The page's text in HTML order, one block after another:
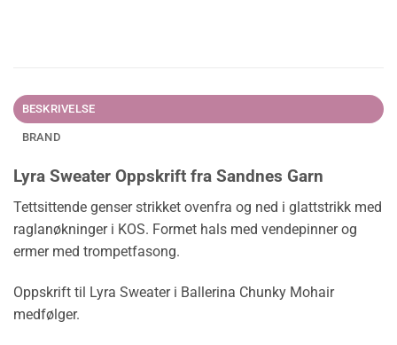
BESKRIVELSE
BRAND
Lyra Sweater Oppskrift fra Sandnes Garn
Tettsittende genser strikket ovenfra og ned i glattstrikk med
raglanøkninger i KOS. Formet hals med vendepinner og
ermer med trompetfasong.
Oppskrift til Lyra Sweater i Ballerina Chunky Mohair
medfølger.